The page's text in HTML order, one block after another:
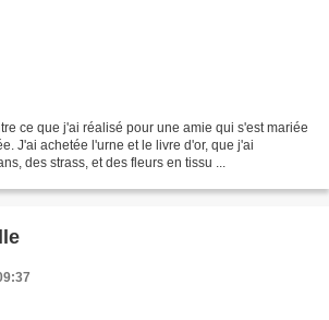
ce que j'ai réalisé pour une amie qui s'est mariée
J'ai achetée l'urne et le livre d'or, que j'ai
des strass, et des fleurs en tissu ...